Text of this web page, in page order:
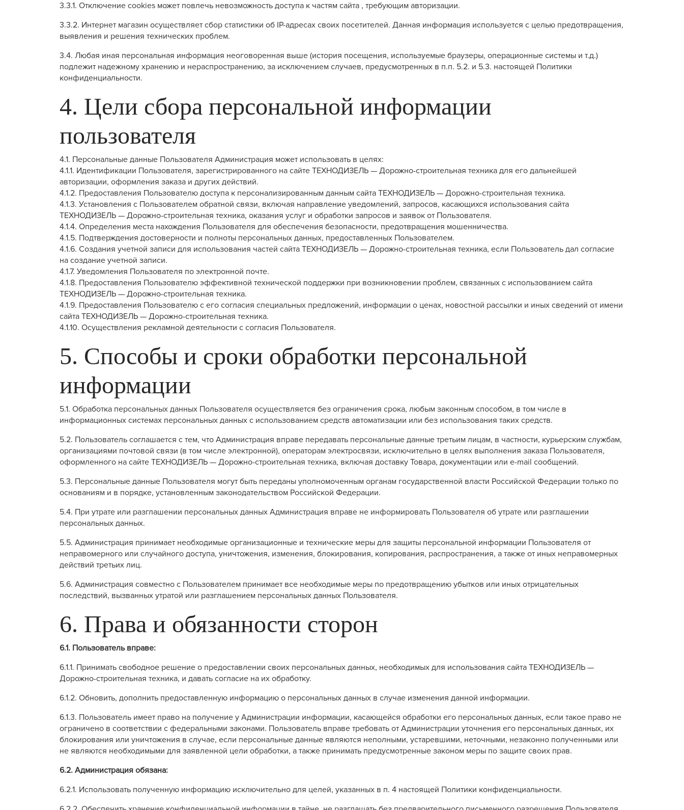
3.3.1. Отключение cookies может повлечь невозможность доступа к частям сайта , требующим авторизации.
3.3.2. Интернет магазин осуществляет сбор статистики об IP-адресах своих посетителей. Данная информация используется с целью предотвращения,
выявления и решения технических проблем.
3.4. Любая иная персональная информация неоговоренная выше (история посещения, используемые браузеры, операционные системы и т.д.)
подлежит надежному хранению и нераспространению, за исключением случаев, предусмотренных в п.п. 5.2. и 5.3. настоящей Политики
конфиденциальности.
4. Цели сбора персональной информации
пользователя
4.1. Персональные данные Пользователя Администрация может использовать в целях:
4.1.1. Идентификации Пользователя, зарегистрированного на сайте ТЕХНОДИЗЕЛЬ — Дорожно-строительная техника для его дальнейшей
авторизации, оформления заказа и других действий.
4.1.2. Предоставления Пользователю доступа к персонализированным данным сайта ТЕХНОДИЗЕЛЬ — Дорожно-строительная техника.
4.1.3. Установления с Пользователем обратной связи, включая направление уведомлений, запросов, касающихся использования сайта
ТЕХНОДИЗЕЛЬ — Дорожно-строительная техника, оказания услуг и обработки запросов и заявок от Пользователя.
4.1.4. Определения места нахождения Пользователя для обеспечения безопасности, предотвращения мошенничества.
4.1.5. Подтверждения достоверности и полноты персональных данных, предоставленных Пользователем.
4.1.6. Создания учетной записи для использования частей сайта ТЕХНОДИЗЕЛЬ — Дорожно-строительная техника, если Пользователь дал согласие
на создание учетной записи.
4.1.7. Уведомления Пользователя по электронной почте.
4.1.8. Предоставления Пользователю эффективной технической поддержки при возникновении проблем, связанных с использованием сайта
ТЕХНОДИЗЕЛЬ — Дорожно-строительная техника.
4.1.9. Предоставления Пользователю с его согласия специальных предложений, информации о ценах, новостной рассылки и иных сведений от имени
сайта ТЕХНОДИЗЕЛЬ — Дорожно-строительная техника.
4.1.10. Осуществления рекламной деятельности с согласия Пользователя.
5. Способы и сроки обработки персональной
информации
5.1. Обработка персональных данных Пользователя осуществляется без ограничения срока, любым законным способом, в том числе в
информационных системах персональных данных с использованием средств автоматизации или без использования таких средств.
5.2. Пользователь соглашается с тем, что Администрация вправе передавать персональные данные третьим лицам, в частности, курьерским службам,
организациями почтовой связи (в том числе электронной), операторам электросвязи, исключительно в целях выполнения заказа Пользователя,
оформленного на сайте ТЕХНОДИЗЕЛЬ — Дорожно-строительная техника, включая доставку Товара, документации или e-mail сообщений.
5.3. Персональные данные Пользователя могут быть переданы уполномоченным органам государственной власти Российской Федерации только по
основаниям и в порядке, установленным законодательством Российской Федерации.
5.4. При утрате или разглашении персональных данных Администрация вправе не информировать Пользователя об утрате или разглашении
персональных данных.
5.5. Администрация принимает необходимые организационные и технические меры для защиты персональной информации Пользователя от
неправомерного или случайного доступа, уничтожения, изменения, блокирования, копирования, распространения, а также от иных неправомерных
действий третьих лиц.
5.6. Администрация совместно с Пользователем принимает все необходимые меры по предотвращению убытков или иных отрицательных
последствий, вызванных утратой или разглашением персональных данных Пользователя.
6. Права и обязанности сторон
6.1. Пользователь вправе:
6.1.1. Принимать свободное решение о предоставлении своих персональных данных, необходимых для использования сайта ТЕХНОДИЗЕЛЬ —
Дорожно-строительная техника, и давать согласие на их обработку.
6.1.2. Обновить, дополнить предоставленную информацию о персональных данных в случае изменения данной информации.
6.1.3. Пользователь имеет право на получение у Администрации информации, касающейся обработки его персональных данных, если такое право не
ограничено в соответствии с федеральными законами. Пользователь вправе требовать от Администрации уточнения его персональных данных, их
блокирования или уничтожения в случае, если персональные данные являются неполными, устаревшими, неточными, незаконно полученными или
не являются необходимыми для заявленной цели обработки, а также принимать предусмотренные законом меры по защите своих прав.
6.2. Администрация обязана:
6.2.1. Использовать полученную информацию исключительно для целей, указанных в п. 4 настоящей Политики конфиденциальности.